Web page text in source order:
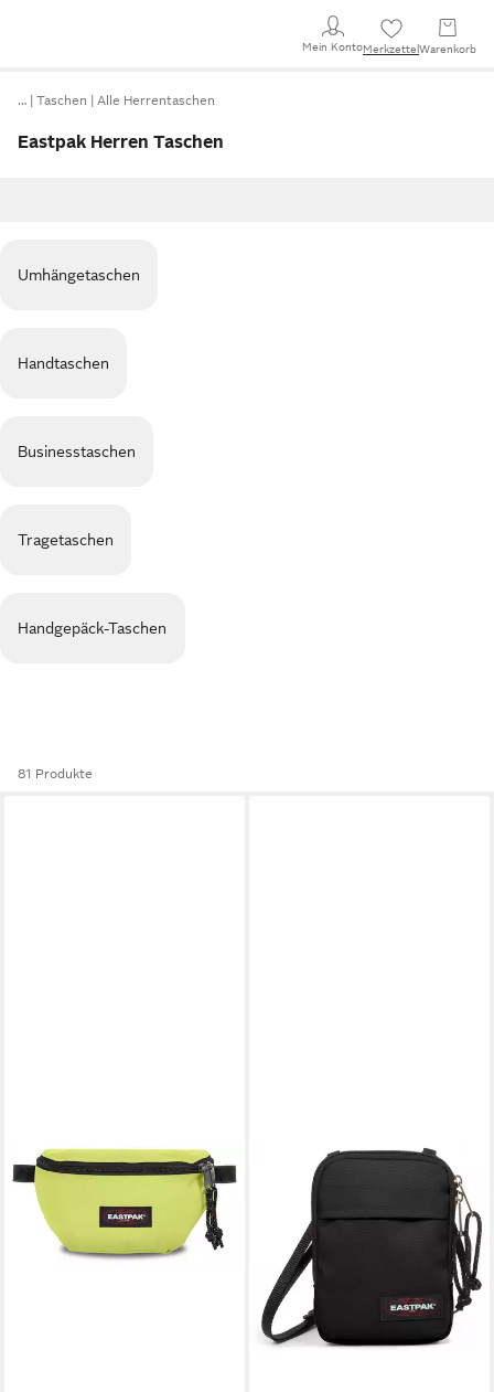
Mein KontoMerkzettel Warenkorb
… Taschen Alle Herrentaschen
Eastpak Herren Taschen
Umhängetaschen
Handtaschen
Businesstaschen
Tragetaschen
Handgepäck-Taschen
81 Produkte